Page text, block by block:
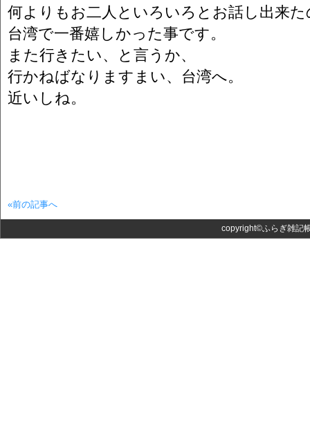
何よりもお二人といろいろとお話し出来た
台湾で一番嬉しかった事です。
また行きたい、と言うか、
行かねばなりますまい、台湾へ。
近いしね。
«前の記事へ
copyright©ふらぎ雑記